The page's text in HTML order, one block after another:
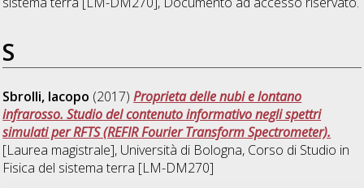
S
Sbrolli, Iacopo (2017)Proprieta delle nubi e lontano
infrarosso. Studio del contenuto informativo negli spettri
simulati per RFTS (REFIR Fourier Transform Spectrometer).
[Laurea magistrale], Università di Bologna, Corso di Studio in
Fisica del sistema terra [LM-DM270]